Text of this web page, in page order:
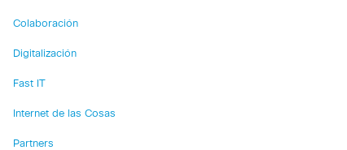
Colaboración
Digitalización
Fast IT
Internet de las Cosas
Partners